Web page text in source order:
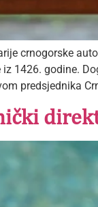
crnogorske
1426. godine.
predsjednika